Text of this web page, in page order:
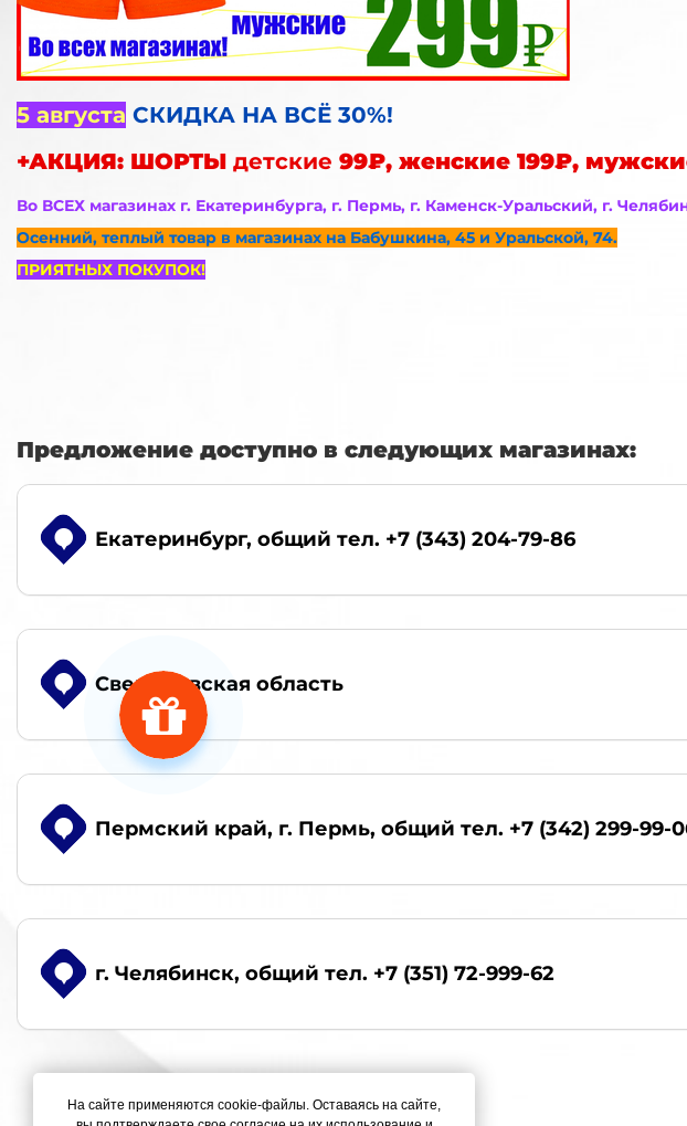
5 августа СКИДКА НА ВСЁ 30%!
+АКЦИЯ: ШОРТЫ детские 99₽, женские 199₽,
Во ВСЕХ магазинах г. Екатеринбурга, г. Пермь, г. Каменск-Уральский, г.
Осенний, теплый товар в магазинах на Бабушкина, 45 и Уральской, 74.
ПРИЯТНЫХ ПОКУПОК!
Предложение доступно в следующих магазинах:
Екатеринбург, общий тел. +7 (343) 204-79-86
Свердловская область
Пермский край, г. Пермь, общий тел. +7 (342) 299-99-
г. Челябинск, общий тел. +7 (351) 72-999-62
На сайте применяются cookie-файлы. Оставаясь на сайте,